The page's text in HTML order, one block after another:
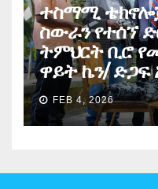
ተስማሚ
ስውራን የተሰኘ
ትምህርት ቢሮ
ዋይት ኬን/ ድጋፍ
FEB 4, 2026